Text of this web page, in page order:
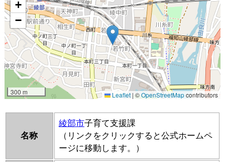
名称
綾部市子育て支援課
（リンクをクリックすると公式ホームペ
ージに移動します。）